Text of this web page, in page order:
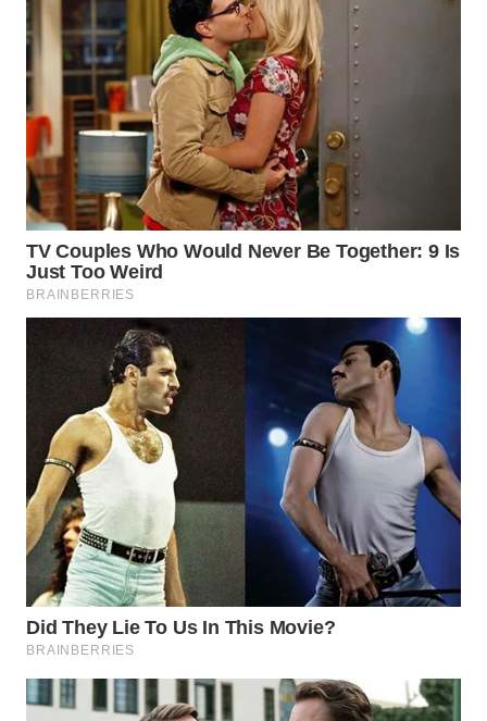
WN
PAKPAK
WN
KARAWANG
WN
BEKASI
WN
BOGOR
WN
TAPANULI
UTARA
WN
SAMOSIR
WN
PADANG